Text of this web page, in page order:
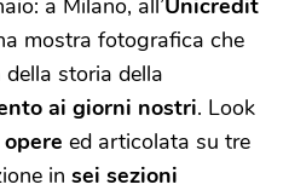
a Milano, all’Unicredit
mostra fotografica che
storia della
ai giorni nostri. Look
ed articolata su tre
in sei sezioni